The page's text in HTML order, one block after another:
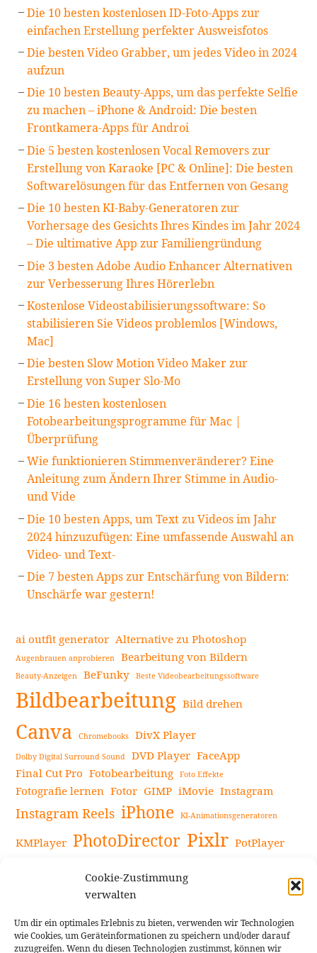
Cookie-Zustimmung
verwalten
Um dir ein optimales Erlebnis zu bieten, verwenden wir Technologien
wie Cookies, um Geräteinformationen zu speichern und/oder darauf
zuzugreifen. Wenn du diesen Technologien zustimmst, können wir
Die 10 besten kostenlosen ID-Foto-Apps zur
einfachen Erstellung perfekter Ausweisfotos
Die besten Video Grabber, um jedes Video in 2024
aufzun
Die 10 besten Beauty-Apps, um das perfekte Selfie
zu machen – iPhone & Android: Die besten
Frontkamera-Apps für Androi
Die 5 besten kostenlosen Vocal Removers zur
Erstellung von Karaoke [PC & Online]: Die besten
Softwarelösungen für das Entfernen von Gesang
Die 10 besten KI-Baby-Generatoren zur
Vorhersage des Gesichts Ihres Kindes im Jahr 2024
– Die ultimative App zur Familiengründung
Die 3 besten Adobe Audio Enhancer Alternativen
zur Verbesserung Ihres Hörerlebn
Kostenlose Videostabilisierungssoftware: So
stabilisieren Sie Videos problemlos [Windows,
Mac]
Die besten Slow Motion Video Maker zur
Erstellung von Super Slo-Mo
Die 16 besten kostenlosen
Fotobearbeitungsprogramme für Mac |
Überprüfung
Wie funktionieren Stimmenveränderer? Eine
Anleitung zum Ändern Ihrer Stimme in Audio-
und Vide
Die 10 besten Apps, um Text zu Videos im Jahr
2024 hinzuzufügen: Eine umfassende Auswahl an
Video- und Text-
Die 7 besten Apps zur Entschärfung von Bildern:
Unschärfe war gestern!
ai outfit generator Alternative zu Photoshop
Augenbrauen anprobieren Bearbeitung von Bildern
Beauty-Anzeigen BeFunky Beste Videobearbeitungssoftware
Bildbearbeitung Bild drehen
Canva Chromebooks DivX Player
Dolby Digital Surround Sound DVD Player FaceApp
Final Cut Pro Fotobearbeitung Foto Effekte
Fotografie lernen Fotor GIMP iMovie Instagram
Instagram Reels iPhone KI-Animationsgeneratoren
KMPlayer PhotoDirector Pixlr PotPlayer
Snapseed
Videoaufnahmen Tipps Videobearbeitung